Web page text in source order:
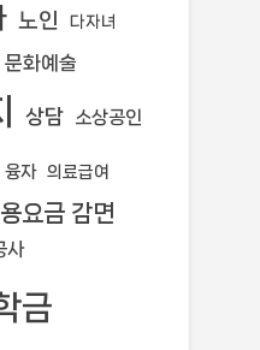
노인 다자녀
문화예술
상담 소상공인
융자 의료급여
요금 감면
사
금